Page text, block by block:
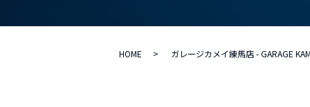
HOME ガレージカメイ練馬店 - GARAGE